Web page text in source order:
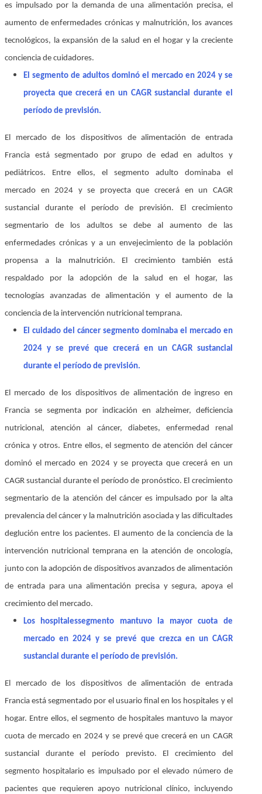
es impulsado por la demanda de una alimentación precisa, el
aumento de enfermedades crónicas y malnutrición, los avances
tecnológicos, la expansión de la salud en el hogar y la creciente
conciencia de cuidadores.
El segmento de adultos dominó el mercado en 2024 y se
proyecta que crecerá en un CAGR sustancial durante el
período de previsión.
El mercado de los dispositivos de alimentación de entrada
Francia está segmentado por grupo de edad en adultos y
pediátricos. Entre ellos, el segmento adulto dominaba el
mercado en 2024 y se proyecta que crecerá en un CAGR
sustancial durante el período de previsión. El crecimiento
segmentario de los adultos se debe al aumento de las
enfermedades crónicas y a un envejecimiento de la población
propensa a la malnutrición. El crecimiento también está
respaldado por la adopción de la salud en el hogar, las
tecnologías avanzadas de alimentación y el aumento de la
conciencia de la intervención nutricional temprana.
El cuidado del cáncer segmento dominaba el mercado en
2024 y se prevé que crecerá en un CAGR sustancial
durante el período de previsión.
El mercado de los dispositivos de alimentación de ingreso en
Francia se segmenta por indicación en alzheimer, deficiencia
nutricional, atención al cáncer, diabetes, enfermedad renal
crónica y otros. Entre ellos, el segmento de atención del cáncer
dominó el mercado en 2024 y se proyecta que crecerá en un
CAGR sustancial durante el período de pronóstico. El crecimiento
segmentario de la atención del cáncer es impulsado por la alta
prevalencia del cáncer y la malnutrición asociada y las dificultades
deglución entre los pacientes. El aumento de la conciencia de la
intervención nutricional temprana en la atención de oncología,
junto con la adopción de dispositivos avanzados de alimentación
de entrada para una alimentación precisa y segura, apoya el
crecimiento del mercado.
Los hospitalessegmento mantuvo la mayor cuota de
mercado en 2024 y se prevé que crezca en un CAGR
sustancial durante el período de previsión.
El mercado de los dispositivos de alimentación de entrada
Francia está segmentado por el usuario final en los hospitales y el
hogar. Entre ellos, el segmento de hospitales mantuvo la mayor
cuota de mercado en 2024 y se prevé que crecerá en un CAGR
sustancial durante el período previsto. El crecimiento del
segmento hospitalario es impulsado por el elevado número de
pacientes que requieren apoyo nutricional clínico, incluyendo